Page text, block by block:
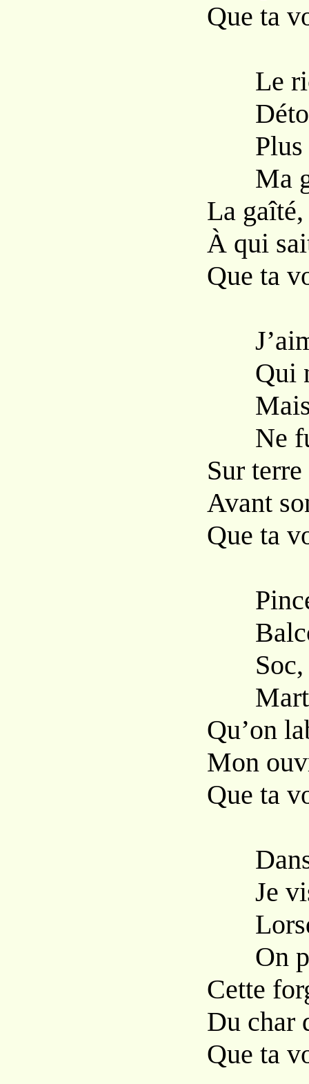
Que ta
Le
Plus
Ma
La
À qui
Que ta
Qui
Mais
Ne fut
Sur
Avant
Que ta
Pince,
Soc,
Qu’on
Mon
Que ta
Dans
Je vis
On
Cette
Du char
Que ta